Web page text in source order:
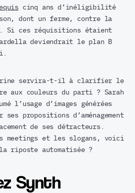
cinq ans d’inéligibilité
dont un ferme, contre la
Si ces réquisitions étaient
deviendrait le plan B
marine servira-t-il à clarifier le
aux couleurs du parti ? Sarah
l’usage d’images générées
propositions d’aménagement
de ses détracteurs.
meetings et les slogans, voici
riposte automatisée ?
Synth